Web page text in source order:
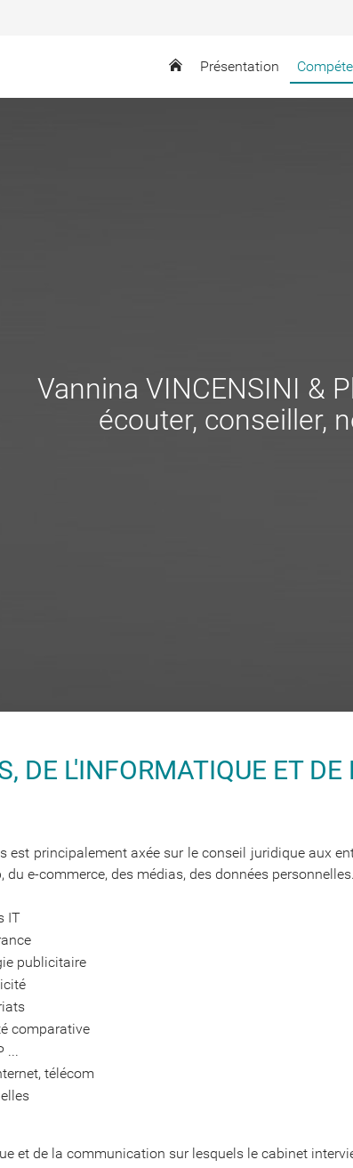
Présentation
Vannina VINCENSINI &
écouter, conseiller,
DE L'INFORMATIQUE ET DE
est principalement axée sur le conseil juridique aux
e-commerce, des médias, des données
IT
publicitaire
comparative
...
télécom
et de la communication sur lesquels le cabinet